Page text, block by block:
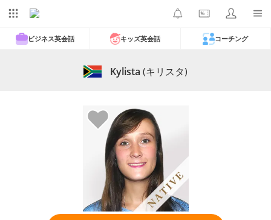
ビジネス英会話 キッズ英会話 コーチング
Kylista (キリスタ)